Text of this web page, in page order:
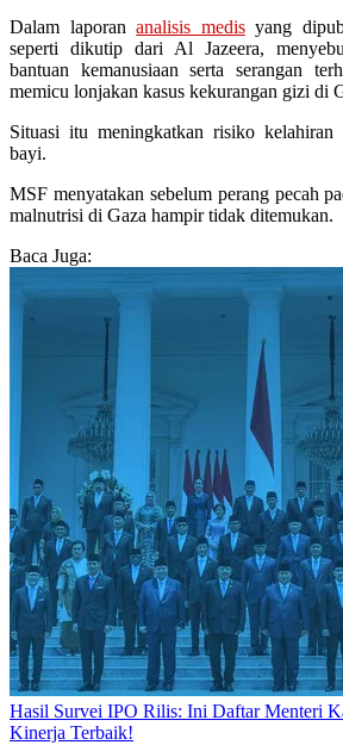
Dalam laporananalisis medisyang
seperti dikutip dari Al Jazeera,
bantuan kemanusiaan serta serangan
memicu lonjakan kasus kekurangan gizi di
Situasi itu meningkatkan risiko kelahiran
bayi.
MSF menyatakan sebelum perang pecah
malnutrisi di Gaza hampir tidak ditemukan.
Baca Juga:
Hasil Survei IPO Rilis: Ini Daftar Menteri
Kinerja Terbaik!